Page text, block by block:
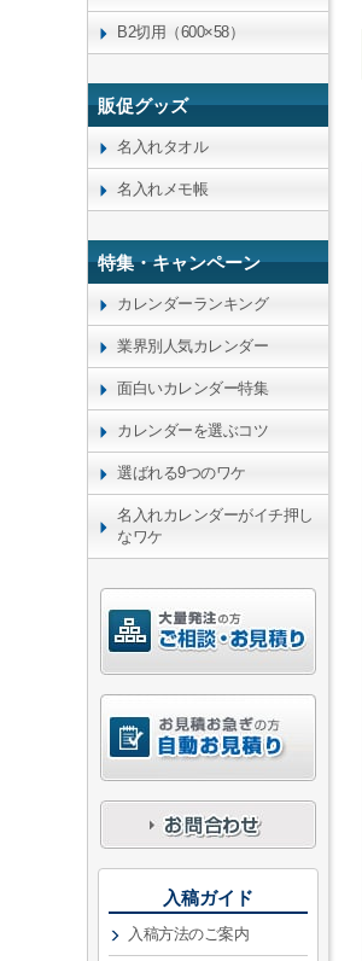
B2切用（600×58）
販促グッズ
名入れタオル
名入れメモ帳
特集・キャンペーン
カレンダーランキング
業界別人気カレンダー
面白いカレンダー特集
カレンダーを選ぶコツ
選ばれる9つのワケ
名入れカレンダーがイチ押し
なワケ
入稿ガイド
入稿方法のご案内